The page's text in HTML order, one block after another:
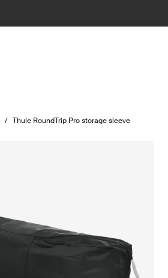
/ Thule RoundTrip Pro storage sleeve